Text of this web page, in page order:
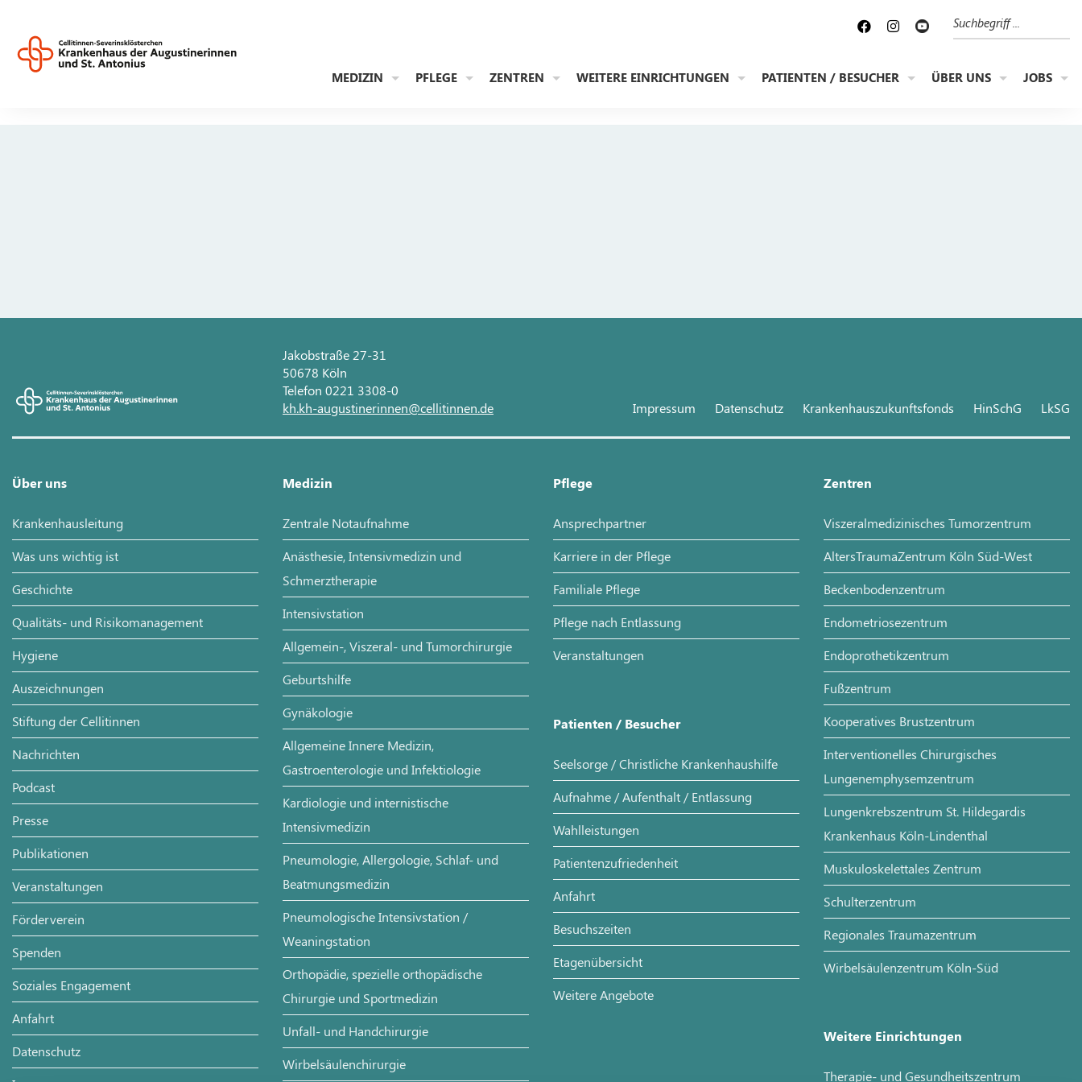
Suche
MEDIZIN PFLEGE ZENTREN WEITERE EINRICHTUNGEN PATIENTEN / BESUCHER ÜBER UNS JOBS
Jakobstraße 27-31
50678 Köln
Telefon 0221 3308-0
kh.kh-augustinerinnen@cellitinnen.de
Impressum Datenschutz Krankenhauszukunftsfonds HinSchG LkSG
Über uns
Krankenhausleitung
Was uns wichtig ist
Geschichte
Qualitäts- und Risikomanagement
Hygiene
Auszeichnungen
Stiftung der Cellitinnen
Nachrichten
Podcast
Presse
Publikationen
Veranstaltungen
Förderverein
Spenden
Soziales Engagement
Anfahrt
Datenschutz
Medizin
Zentrale Notaufnahme
Anästhesie, Intensivmedizin und
Schmerztherapie
Intensivstation
Allgemein-, Viszeral- und Tumorchirurgie
Geburtshilfe
Gynäkologie
Allgemeine Innere Medizin,
Gastroenterologie und Infektiologie
Kardiologie und internistische
Intensivmedizin
Pneumologie, Allergologie, Schlaf- und
Beatmungsmedizin
Pneumologische Intensivstation /
Weaningstation
Orthopädie, spezielle orthopädische
Chirurgie und Sportmedizin
Unfall- und Handchirurgie
Wirbelsäulenchirurgie
Pflege
Ansprechpartner
Karriere in der Pflege
Familiale Pflege
Pflege nach Entlassung
Veranstaltungen
Patienten / Besucher
Seelsorge / Christliche Krankenhaushilfe
Aufnahme / Aufenthalt / Entlassung
Wahlleistungen
Patientenzufriedenheit
Anfahrt
Besuchszeiten
Etagenübersicht
Weitere Angebote
Zentren
Viszeralmedizinisches Tumorzentrum
AltersTraumaZentrum Köln Süd-West
Beckenbodenzentrum
Endometriosezentrum
Endoprothetikzentrum
Fußzentrum
Kooperatives Brustzentrum
Interventionelles Chirurgisches
Lungenemphysemzentrum
Lungenkrebszentrum St. Hildegardis
Krankenhaus Köln-Lindenthal
Muskuloskelettales Zentrum
Schulterzentrum
Regionales Traumazentrum
Wirbelsäulenzentrum Köln-Süd
Weitere Einrichtungen
Therapie- und Gesundheitszentrum